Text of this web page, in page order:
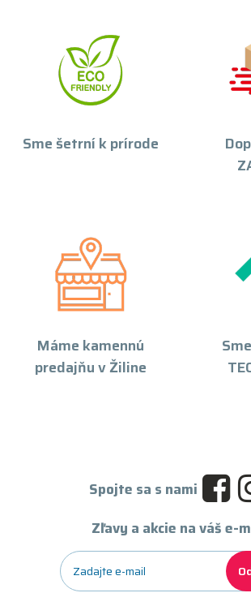
Sme šetrní k prírode
Máme kamennú
predajňu v Žiline
Spojte sa s nami
Zľavy a akcie na váš e-